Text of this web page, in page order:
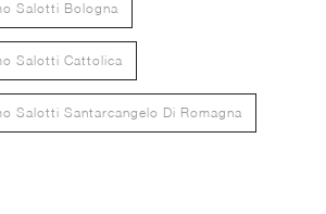
Salotti Bologna
Salotti Cattolica
Salotti Santarcangelo Di Romagna